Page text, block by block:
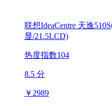
联想IdeaCentre 天逸
显/21.5LCD)
热度指数104
8.5 分
￥ 2989